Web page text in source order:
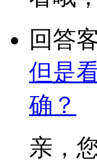
回答
但是
确？
亲，